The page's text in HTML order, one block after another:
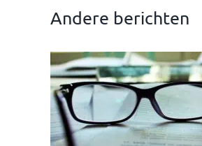
Andere berichten